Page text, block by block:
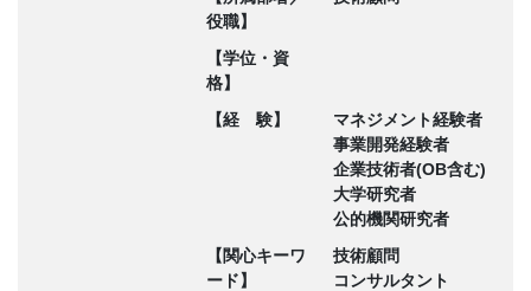
役職】
【学位・資
格】
【経 験】
マネジメント経験者
事業開発経験者
企業技術者(OB含む)
大学研究者
公的機関研究者
【関心キーワ
ード】
技術顧問
コンサルタント